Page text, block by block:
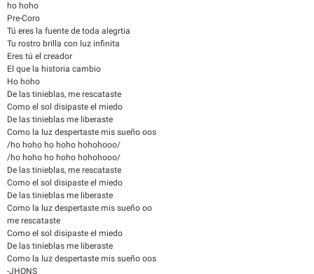
ho hoho
Pre-Coro
Tú eres la fuente de toda alegrtia
Tu rostro brilla con luz infinita
Eres tú el creador
El que la historia cambio
Ho hoho
De las tinieblas, me rescataste
Como el sol disipaste el miedo
De las tinieblas me liberaste
Como la luz despertaste mis sueño oos
/ho hoho ho hoho hohohooo/
/ho hoho ho hoho hohohooo/
De las tinieblas, me rescataste
Como el sol disipaste el miedo
De las tinieblas me liberaste
Como la luz despertaste mis sueño oo
me rescataste
Como el sol disipaste el miedo
De las tinieblas me liberaste
Como la luz despertaste mis sueño oos
-JHONS